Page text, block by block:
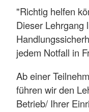
"Richtig helfen
Dieser Lehrgang
jedem Notfall in
Ab einer
führen wir den
Betrieb/ Ihrer